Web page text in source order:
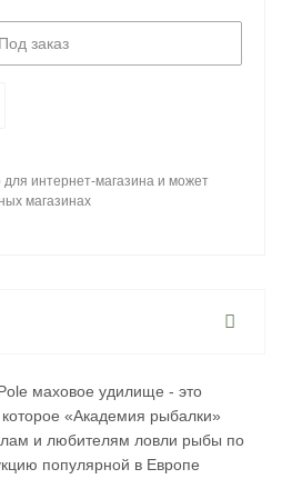
Под заказ
для интернет-магазина и может
магазинах
маховое удилище - это
«Академия рыбалки»
и любителям ловли рыбы по
популярной в Европе